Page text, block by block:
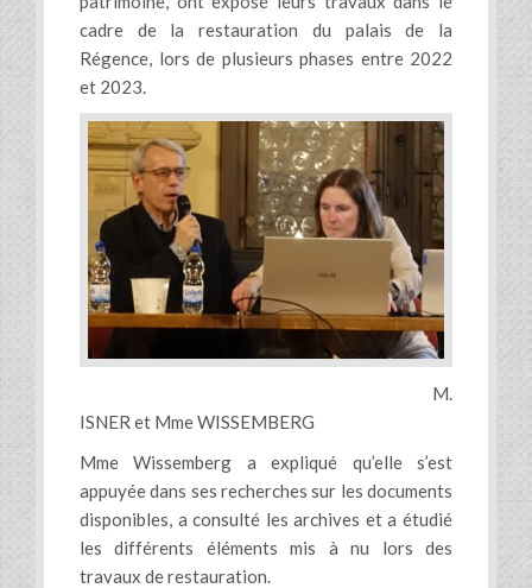
cadre de la restauration du palais de la
Régence, lors de plusieurs phases entre 2022
et 2023.
M.
ISNER et Mme WISSEMBERG
Mme Wissemberg a expliqué qu’elle s’est
appuyée dans ses recherches sur les documents
disponibles, a consulté les archives et a étudié
les différents éléments mis à nu lors des
travaux de restauration.